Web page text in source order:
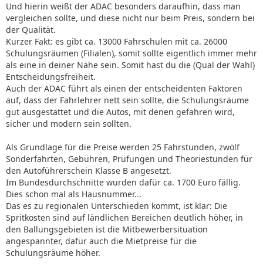
Und hierin weißt der ADAC besonders daraufhin, dass man
vergleichen sollte, und diese nicht nur beim Preis, sondern bei
der Qualität.
Kurzer Fakt: es gibt ca. 13000 Fahrschulen mit ca. 26000
Schulungsräumen (Filialen), somit sollte eigentlich immer mehr
als eine in deiner Nähe sein. Somit hast du die (Qual der Wahl)
Entscheidungsfreiheit.
Auch der ADAC führt als einen der entscheidenten Faktoren
auf, dass der Fahrlehrer nett sein sollte, die Schulungsräume
gut ausgestattet und die Autos, mit denen gefahren wird,
sicher und modern sein sollten.
Als Grundlage für die Preise werden 25 Fahrstunden, zwölf
Sonderfahrten, Gebühren, Prüfungen und Theoriestunden für
den Autoführerschein Klasse B angesetzt.
Im Bundesdurchschnitte wurden dafür ca. 1700 Euro fällig.
Dies schon mal als Hausnummer...
Das es zu regionalen Unterschieden kommt, ist klar: Die
Spritkosten sind auf ländlichen Bereichen deutlich höher, in
den Ballungsgebieten ist die Mitbewerbersituation
angespannter, dafür auch die Mietpreise für die
Schulungsräume höher.